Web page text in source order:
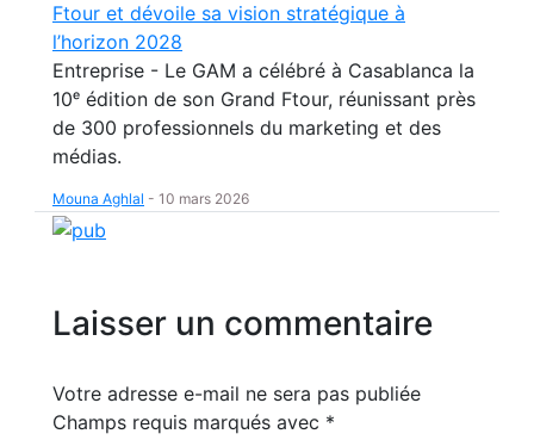
Ftour et dévoile sa vision stratégique à
l’horizon 2028
Entreprise - Le GAM a célébré à Casablanca la
10ᵉ édition de son Grand Ftour, réunissant près
de 300 professionnels du marketing et des
médias.
Mouna Aghlal - 10 mars 2026
Laisser un commentaire
Votre adresse e-mail ne sera pas publiée
Champs requis marqués avec *